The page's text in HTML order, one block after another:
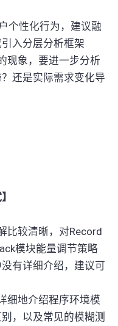
个性化行为，建议融
入分层分析框架
现象，要进一步分析
还是实际需求变化导
比较清晰，对Record
模块能量调节策略
有详细介绍，建议可
细地介绍程序环境模
，以及常见的模糊测